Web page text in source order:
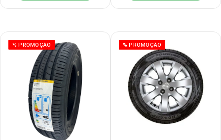
% PROMOÇÃO % PROMOÇÃO